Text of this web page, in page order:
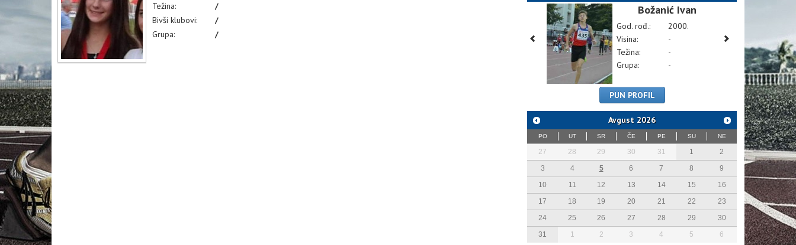
Težina:
/
Bivši klubovi:
/
Grupa:
/
Božanić Ivan
God. rođ.:
2000.
Visina:
-
Težina:
-
Grupa:
-
PUN PROFIL
Avgust 2026
PO UT SR ČE PE SU NE
27 28 29 30 31 1
2
3
4 5 6 7 8
9
10
11 12 13 14 15
16
17
18 19 20 21 22
23
24
25 26 27 28 29
30
31
1 2 3 4 5 6